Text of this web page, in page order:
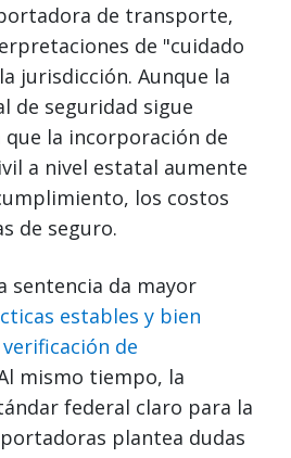
de transporte,
de "cuidado
jurisdicción. Aunque la
de seguridad sigue
la incorporación de
a nivel estatal aumente
los costos
de seguro.
sentencia da mayor
estables y bien
de
mismo tiempo, la
federal claro para la
plantea dudas